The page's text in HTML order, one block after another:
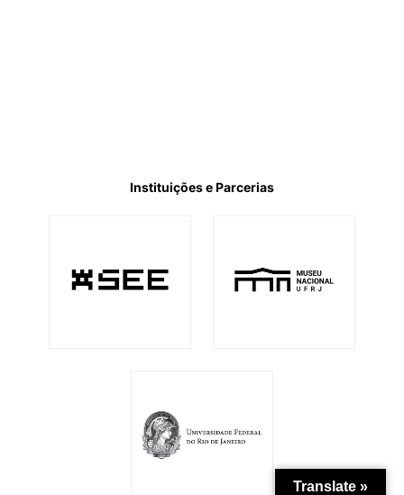
Instituições e Parcerias
Translate »